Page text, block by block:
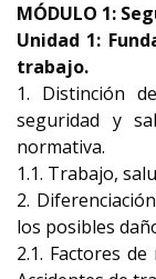
MÓDULO 1:
Unidad 1:
trabajo.
1. Distinción
seguridad y
normativa.
1.1. Trabajo,
2.
los posibles
2.1. Factores